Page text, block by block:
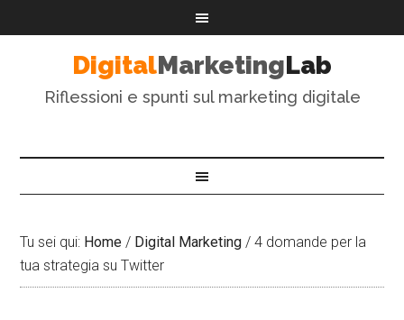
DigitalMarketingLab
Riflessioni e spunti sul marketing digitale
Tu sei qui: Home / Digital Marketing / 4 domande per la
tua strategia su Twitter